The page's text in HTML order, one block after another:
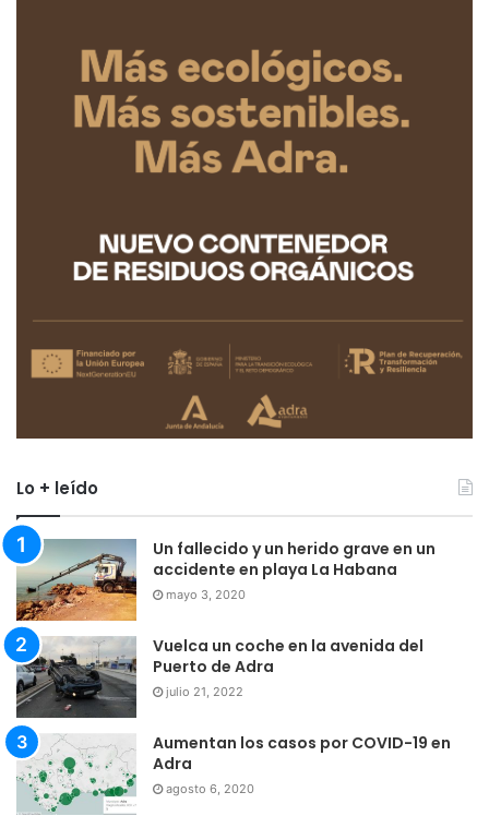
Lo + leído
Un fallecido y un herido grave en un
accidente en playa La Habana
mayo 3, 2020
Vuelca un coche en la avenida del
Puerto de Adra
julio 21, 2022
Aumentan los casos por COVID-19 en
Adra
agosto 6, 2020